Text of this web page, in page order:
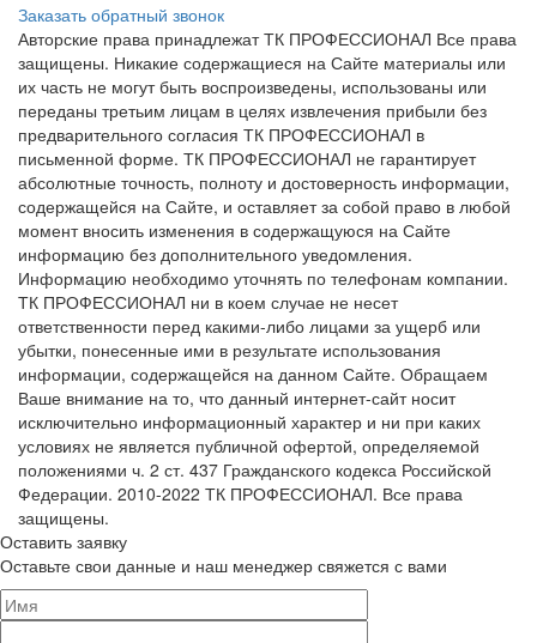
Заказать обратный звонок
Авторские права принадлежат ТК ПРОФЕССИОНАЛ Все права
защищены. Никакие содержащиеся на Сайте материалы или
их часть не могут быть воспроизведены, использованы или
переданы третьим лицам в целях извлечения прибыли без
предварительного согласия ТК ПРОФЕССИОНАЛ в
письменной форме. ТК ПРОФЕССИОНАЛ не гарантирует
абсолютные точность, полноту и достоверность информации,
содержащейся на Сайте, и оставляет за собой право в любой
момент вносить изменения в содержащуюся на Сайте
информацию без дополнительного уведомления.
Информацию необходимо уточнять по телефонам компании.
ТК ПРОФЕССИОНАЛ ни в коем случае не несет
ответственности перед какими-либо лицами за ущерб или
убытки, понесенные ими в результате использования
информации, содержащейся на данном Сайте. Обращаем
Ваше внимание на то, что данный интернет-сайт носит
исключительно информационный характер и ни при каких
условиях не является публичной офертой, определяемой
положениями ч. 2 ст. 437 Гражданского кодекса Российской
Федерации. 2010-2022 ТК ПРОФЕССИОНАЛ. Все права
защищены.
Оставить заявку
Оставьте свои данные и наш менеджер свяжется с вами